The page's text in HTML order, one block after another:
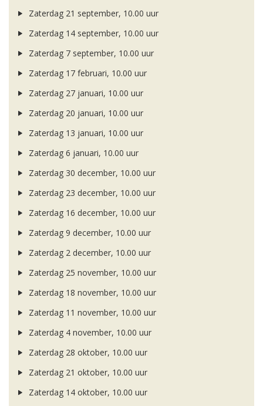
Zaterdag 21 september, 10.00 uur
Zaterdag 14 september, 10.00 uur
Zaterdag 7 september, 10.00 uur
Zaterdag 17 februari, 10.00 uur
Zaterdag 27 januari, 10.00 uur
Zaterdag 20 januari, 10.00 uur
Zaterdag 13 januari, 10.00 uur
Zaterdag 6 januari, 10.00 uur
Zaterdag 30 december, 10.00 uur
Zaterdag 23 december, 10.00 uur
Zaterdag 16 december, 10.00 uur
Zaterdag 9 december, 10.00 uur
Zaterdag 2 december, 10.00 uur
Zaterdag 25 november, 10.00 uur
Zaterdag 18 november, 10.00 uur
Zaterdag 11 november, 10.00 uur
Zaterdag 4 november, 10.00 uur
Zaterdag 28 oktober, 10.00 uur
Zaterdag 21 oktober, 10.00 uur
Zaterdag 14 oktober, 10.00 uur